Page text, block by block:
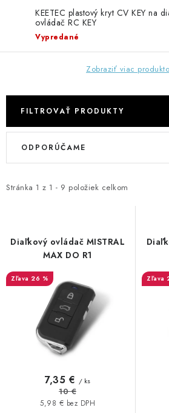
NEZARADENÉ
KONTAKTY
Doprava a platba Časté
KEETEC plastový kryt CV KEY na
ovládač RC KEY
Vypredané
Zobraziť viac
FILTROVAŤ PRODUKTY
V
i
r
d
u
Stránka 1 z 1 - 9 položiek celkom
R
e
e
r
o
ODPORÚČAME
Diaľkový ovládač MISTRAL
MAX DO R1
26 %
5,98 € bez DPH
7,35 € / ks
10 €